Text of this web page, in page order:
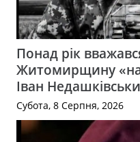
Понад рік
Житомирщину «на
Іван
Субота, 8 Серпня, 2026